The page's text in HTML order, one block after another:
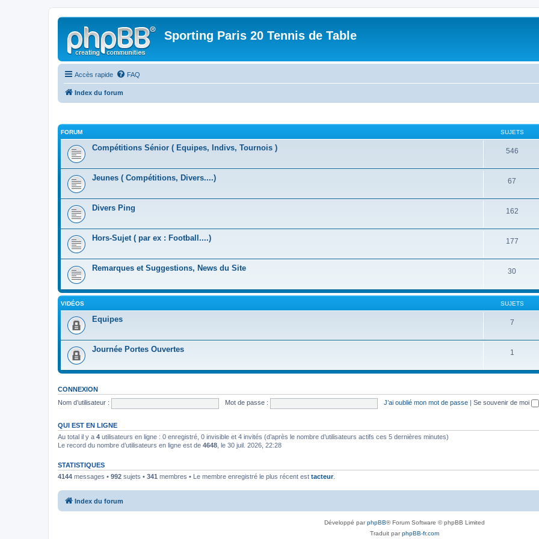
Sporting Paris 20 Tennis de Table
Accès rapide FAQ
Index du forum
FORUM SUJETS
Compétitions Sénior ( Equipes, Indivs, Tournois ) 546
Jeunes ( Compétitions, Divers....) 67
Divers Ping 162
Hors-Sujet ( par ex : Football....) 177
Remarques et Suggestions, News du Site 30
VIDÉOS SUJETS
Equipes 7
Journée Portes Ouvertes 1
CONNEXION
Nom d’utilisateur :
Mot de passe : J’ai oublié mon mot de passe Se souvenir de moi
QUI EST EN LIGNE
Au total il y a 4 utilisateurs en ligne : 0 enregistré, 0 invisible et 4 invités (d’après le nombre d’utilisateurs actifs ces 5 dernières minutes)
Le record du nombre d’utilisateurs en ligne est de 4648 , le 30 juil. 2026, 22:28
STATISTIQUES
4144 messages • 992 sujets • 341 membres • Le membre enregistré le plus récent est tacteur.
Index du forum
Développé parphpBB® Forum Software © phpBB Limited
Traduit parphpBB-fr.com